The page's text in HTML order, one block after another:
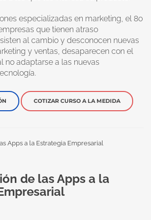
especializadas en marketing, el 80
que tienen atraso
al cambio y desconocen nuevas
y ventas, desaparecen con el
no adaptarse a las nuevas
COTIZAR CURSO A LA MEDIDA
de las Apps a la